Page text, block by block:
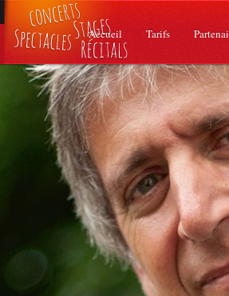
Accueil Tarifs